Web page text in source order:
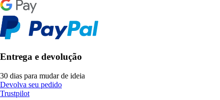
Entrega e devolução
30 dias para mudar de ideia
Devolva seu pedido
Trustpilot